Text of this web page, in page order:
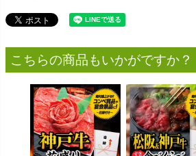
こちらの商品もいかがですか？